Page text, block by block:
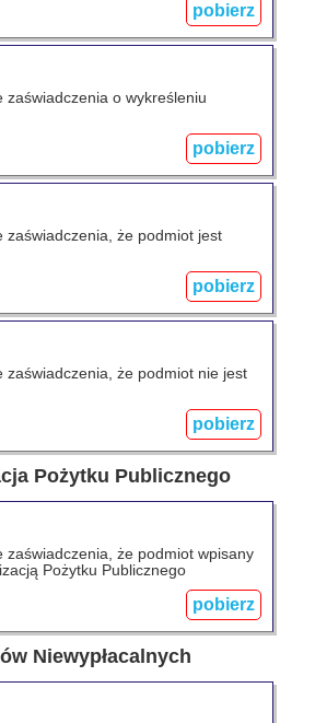
pobierz
zaświadczenia o wykreśleniu
pobierz
zaświadczenia, że podmiot jest
pobierz
zaświadczenia, że podmiot nie jest
pobierz
Pożytku Publicznego
zaświadczenia, że podmiot wpisany
Pożytku Publicznego
pobierz
Niewypłacalnych